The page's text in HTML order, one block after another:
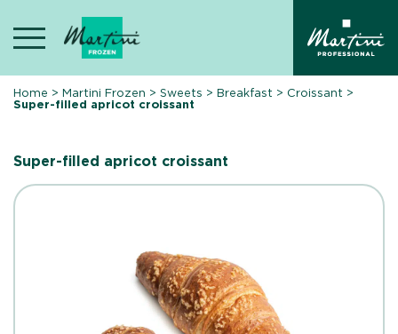
content
Home >Martini Frozen >Sweets >Breakfast > Croissant >
Super-filled apricot croissant
Super-filled apricot croissant